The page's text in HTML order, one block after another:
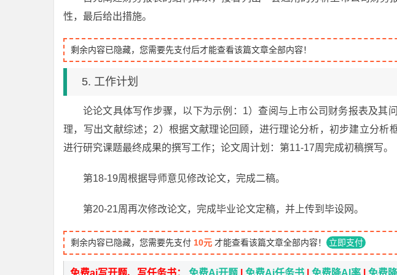
性，最后给出措施。
剩余内容已隐藏，您需要先支付后才能查看该篇文章全部内容！
5. 工作计划
论论文具体写作步骤，以下为示例：1）查阅与上市公司财务报表及其
理，写出文献综述；2）根据文献理论回顾，进行理论分析，初步建立分析
进行研究课题最终成果的撰写工作；论文周计划：第11-17周完成初稿撰写。
第18-19周根据导师意见修改论文，完成二稿。
第20-21周再次修改论文，完成毕业论文定稿，并上传到毕设网。
剩余内容已隐藏，您需要先支付 10元 才能查看该篇文章全部内容！ 立即支付
免费ai写开题、写任务书： 免费Ai开题 免费Ai任务书 免费降AI率 免费